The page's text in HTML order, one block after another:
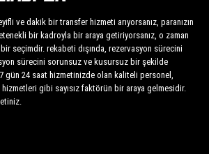
hizmetlerin profesyonelliği ve bu
edindiği deneyim sayesinde
mükemmel bir üne sahiptir.
İngilizce konuşur ve misafirlerimize
Exclusive
ve dakik bir transfer hizmeti arıyorsanız, paranızın
bir kadroyla bir araya getiriyorsanız, o zaman
seçimdir. rekabeti dışında, rezervasyon sürecini
sürecini sorunsuz ve kusursuz bir şekilde
gün 24 saat hizmetinizde olan kaliteli personel,
gibi sayısız faktörün bir araya gelmesidir.